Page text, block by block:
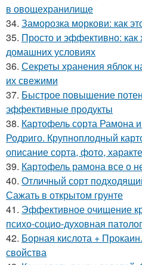
в овощехранилище
34. Заморозка моркови: как
35. Просто и эффективно: как
домашних условиях
36. Секреты хранения яблок
их свежими
37. Быстрое повышение
эффективные продукты
38. Картофель сорта Рамона
Родриго. Крупноплодный
описание сорта, фото,
39. Картофель рамона все о
40. Отличный сорт
Сажать в открытом грунте
41. Эффективное очищение
психо-социо-духовная
42. Борная кислота +
свойства